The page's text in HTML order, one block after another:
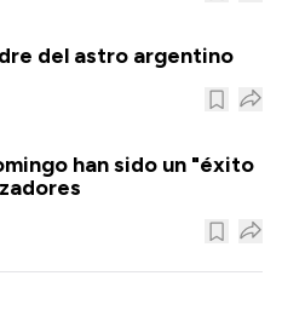
del astro argentino
han sido un "éxito